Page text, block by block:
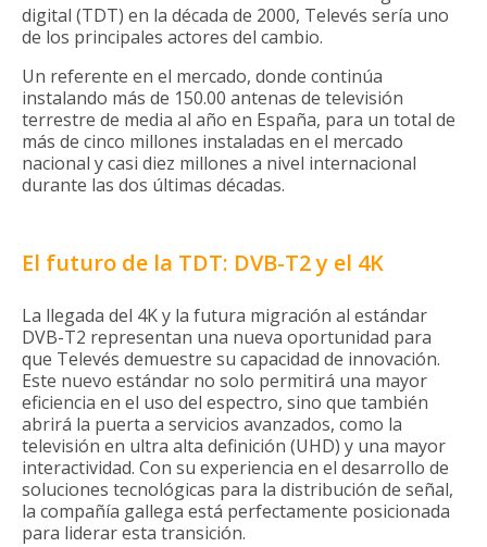
digital (TDT) en la década de 2000, Televés sería uno
de los principales actores del cambio.
Un referente en el mercado, donde continúa
instalando más de 150.00 antenas de televisión
terrestre de media al año en España, para un total de
más de cinco millones instaladas en el mercado
nacional y casi diez millones a nivel internacional
durante las dos últimas décadas.
El futuro de la TDT: DVB-T2 y el 4K
La llegada del 4K y la futura migración al estándar
DVB-T2 representan una nueva oportunidad para
que Televés demuestre su capacidad de innovación.
Este nuevo estándar no solo permitirá una mayor
eficiencia en el uso del espectro, sino que también
abrirá la puerta a servicios avanzados, como la
televisión en ultra alta definición (UHD) y una mayor
interactividad. Con su experiencia en el desarrollo de
soluciones tecnológicas para la distribución de señal,
la compañía gallega está perfectamente posicionada
para liderar esta transición.